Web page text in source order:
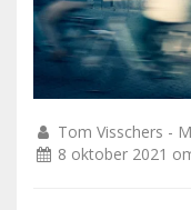
Tom Visschers -
8 oktober 2021